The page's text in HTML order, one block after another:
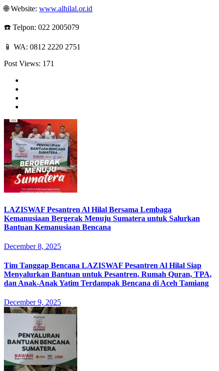
🌐 Website: www.alhilal.or.id
☎️ Telpon: 022 2005079
📱 WA: 0812 2220 2751
Post Views: 171
LAZISWAF Pesantren Al Hilal Bersama Lembaga
Kemanusiaan Bergerak Menuju Sumatera untuk Salurkan
Bantuan Kemanusiaan Bencana
December 8, 2025
Tim Tanggap Bencana LAZISWAF Pesantren Al Hilal Siap
Menyalurkan Bantuan untuk Pesantren, Rumah Quran, TPA,
dan Anak-Anak Yatim Terdampak Bencana di Aceh Tamiang
December 9, 2025